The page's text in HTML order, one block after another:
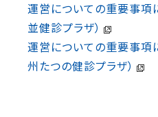
運営についての重要事項
並健診プラザ）
運営についての重要事項
州たつの健診プラザ）